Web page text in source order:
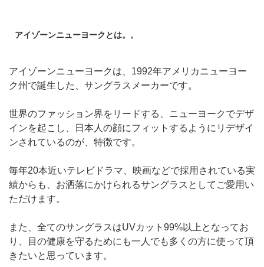
アイゾーンニューヨークとは。。
アイゾーンニューヨークは、1992年アメリカニューヨー
ク州で誕生した、サングラスメーカーです。
世界のファッション界をリードする、ニューヨークでデザ
インを起こし、日本人の顔にフィットするようにリデザイ
ンされているのが、特徴です。
毎年20本近いテレビドラマ、映画などで採用されている実
績からも、お洒落にかけられるサングラスとしてご愛用い
ただけます。
また、全てのサングラスはUVカット99%以上となってお
り、目の健康を守るためにも一人でも多くの方に使って頂
きたいと思っています。